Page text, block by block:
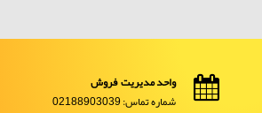
واحد مدیریت فروش
شماره تماس: 02188903039